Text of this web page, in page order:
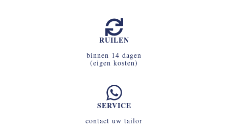
RUILEN
binnen 14 dagen
(eigen kosten)
SERVICE
contact uw tailor